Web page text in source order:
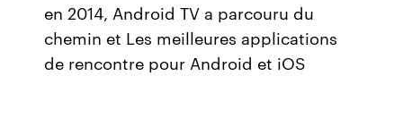
en 2014, Android TV a parcouru du
chemin et Les meilleures applications
de rencontre pour Android et iOS